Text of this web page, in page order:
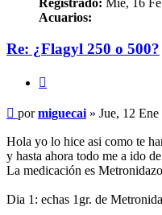
Registrado: Mié, 16
Acuarios:
Re: ¿Flagyl 250 o 500?
Mensaje
pormiguecai » Jue, 12
Hola yo lo hice asi como te
y hasta ahora todo me a ido
La medicación es
Dia 1: echas 1gr. de